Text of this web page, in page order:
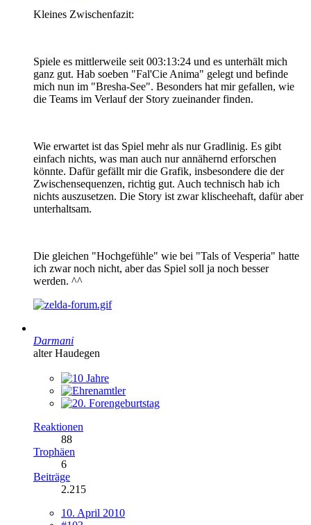
Kleines Zwischenfazit:
Spiele es mittlerweile seit 003:13:24 und es unterhält mich
ganz gut. Hab soeben "Fal'Cie Anima" gelegt und befinde
mich nun im "Bresha-See". Besonders hat mir gefallen, wie
die Teams im Verlauf der Story zueinander finden.
Wie erwartet ist das Spiel mehr als nur Gradlinig. Es gibt
einfach nichts, was man auch nur annähernd erforschen
könnte. Dafür gefällt mir die Grafik, insbesondere die der
Zwischensequenzen, richtig gut. Auch technisch hab ich
nichts auszusetzen. Die Story ist zwar klischeehaft, dafür aber
unterhaltsam.
Die gleichen "Hochgefühle" wie bei "Tals of Vesperia" hatte
ich zwar noch nicht, aber das Spiel soll ja noch besser
werden. ^^
Darmani
alter Haudegen
Reaktionen
88
Trophäen
6
Beiträge
2.215
10. April 2010